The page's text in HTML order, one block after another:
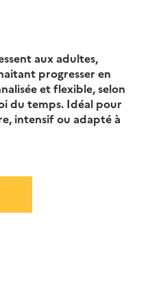
aux adultes,
progresser en
et flexible, selon
du temps. Idéal pour
intensif ou adapté à